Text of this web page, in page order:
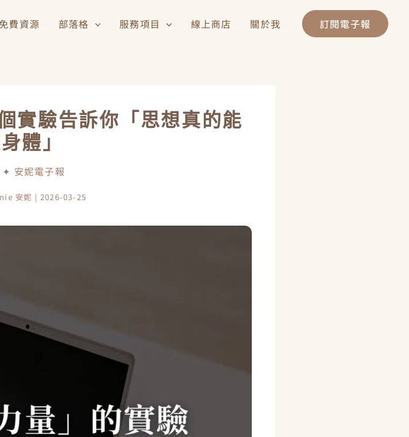
免費資源 部落格 服務項目 線上商店 關於我 訂閱電子報
實驗告訴你「思想真的能
體」
✦ 安妮電子報
安妮 |2026-03-25